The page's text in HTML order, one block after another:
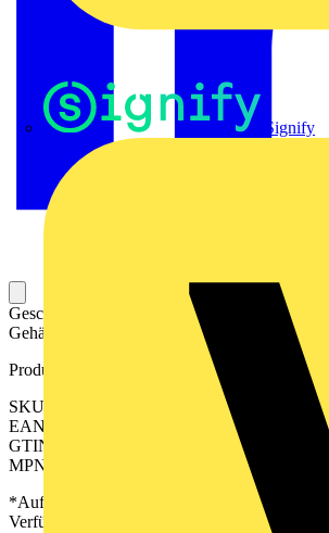
Signify
Geschlitzte Kabeltülle für das Einführen von
Gehäuse.
Produktkennzeichen
SKU: 2584630000
EAN: 04050118616996
GTIN: 04050118616996
MPN: CABTITE SE 9-10 SML GY
*Auf Anfrage verfügbar - bitte in den
Verfügbarkeit zu prüfen